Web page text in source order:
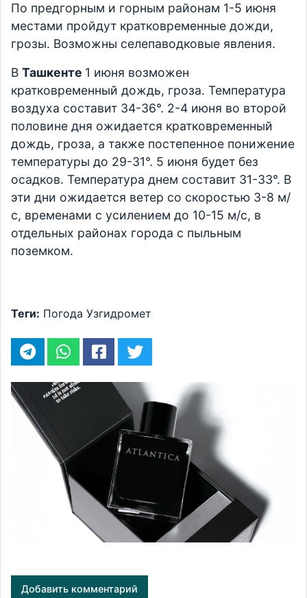
По предгорным и горным районам 1-5 июня
местами пройдут кратковременные дожди,
грозы. Возможны селепаводковые явления.
В Ташкенте 1 июня возможен
кратковременный дождь, гроза. Температура
воздуха составит 34-36°. 2-4 июня во второй
половине дня ожидается кратковременный
дождь, гроза, а также постепенное понижение
температуры до 29-31°. 5 июня будет без
осадков. Температура днем составит 31-33°. В
эти дни ожидается ветер со скоростью 3-8 м/
с, временами с усилением до 10-15 м/с, в
отдельных районах города с пыльным
поземком.
Теги: Погода Узгидромет
Добавить комментарий